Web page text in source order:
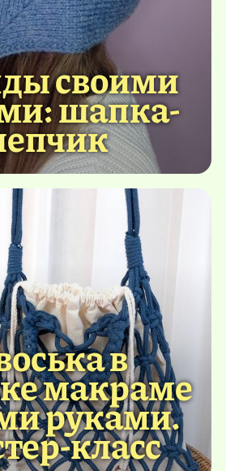
своими
шапка-
в
макраме
руками.
класс